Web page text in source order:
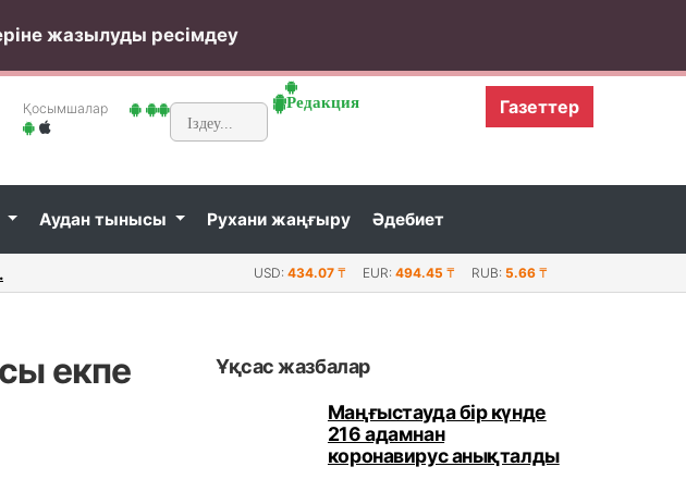
жазылуды ресімдеу
Қосымшалар Редакция Газеттер
Аудан тынысы Рухани жаңғыру Әдебиет
бас...
2021 жылғы Маңғыстау облысындағы тағайындаулар...
USD: 434.07 ₸ EUR: 494.45 ₸ RUB: 5.66 ₸
екпе
Ұқсас жазбалар
Маңғыстауда бір күнде
216 адамнан
коронавирус анықталды